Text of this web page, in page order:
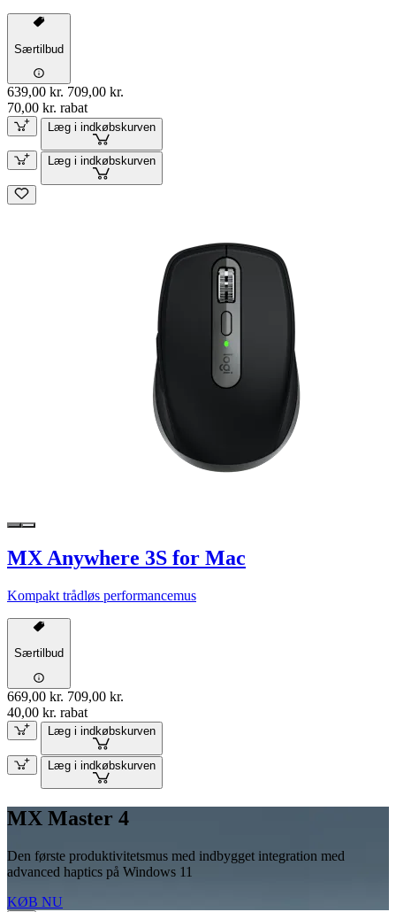
Særtilbud
639,00 kr. 709,00 kr.
70,00 kr. rabat
Læg i indkøbskurven
Læg i indkøbskurven
MX Anywhere 3S for Mac
Kompakt trådløs performancemus
Særtilbud
669,00 kr. 709,00 kr.
40,00 kr. rabat
Læg i indkøbskurven
Læg i indkøbskurven
MX Master 4
Den første produktivitetsmus med indbygget integration med
advanced haptics på Windows 11
KØB NU